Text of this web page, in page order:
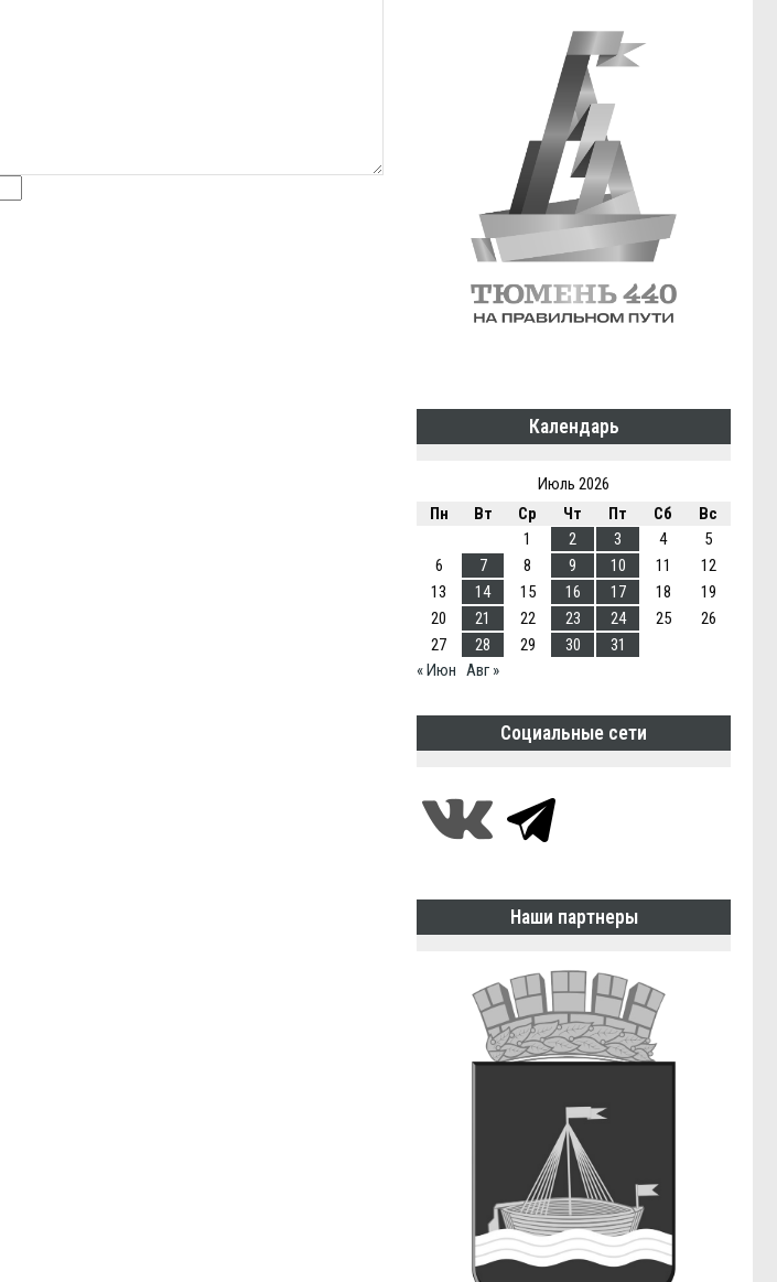
Календарь
Июль 2026
Пн
Вт Ср Чт Пт Сб
Вс
1
2 3 4
5
6
7 8 9 10 11
12
13
14 15 16 17 18
19
20
21 22 23 24 25
26
27
28 29 30
31
« Июн Авг »
Социальные сети
Наши партнеры